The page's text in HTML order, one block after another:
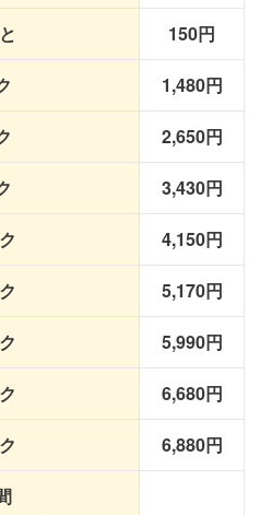
150円
1,480円
2,650円
3,430円
4,150円
5,170円
5,990円
6,680円
6,880円